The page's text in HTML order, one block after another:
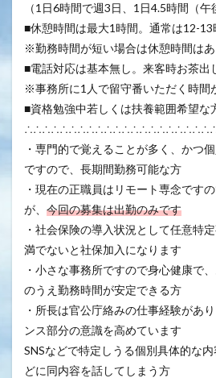
（1日6時間で週3日、1日4.5時間（
■休憩時間は最大1時間。通常は12-13
※勤務時間が短い場合は休憩時間はあ
■電話対応は基本無し。来客時お茶出
※事務所に1人で留守番いただく時間
■資格勉強中若しくは扶養範囲希望な
・専門的で覚えることが多く、かつ
ですので、長期間勤務可能な方
・現在の正職員はリモート専念です
が、 今回の募集は出勤のみです
・社会保険の導入状況として任意特
満でないと社保加入になります
・小さな事務所ですので身心健康で
のうえ勤務時間が安定できる方
・所長は官公庁絡みの仕事経験があ
ンス部分の意識を高めています
SNSなどで特定しうる個別具体的な
どに同内容を話してしまう方